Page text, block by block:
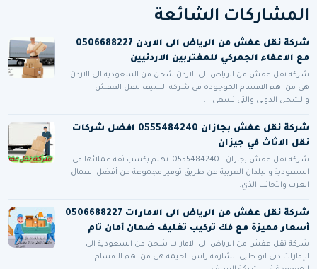
المشاركات الشائعة
شركة نقل عفش من الرياض الى الاردن 0506688227
مع الاعفاء الجمركي للمغتربين الاردنيين
شركة نقل عفش من الرياض الى الاردن شحن من السعودية الى الاردن
هى من اهم الاقسام الموجودة فى شركة السيف لنقل العفش
والشحن الدولى والتى نسعى ...
شركة نقل عفش بجازان 0555484240 افضل شركات
نقل الاثاث في جيزان
شركة نقل عفش بجازان 0555484240 تهتم بكسب ثقة عملائها في
السعودية والبلدان العربية عن طريق توفير مجموعة من أفضل العمال
العرب والأجانب الذي...
شركة نقل عفش من الرياض الى الامارات 0506688227
أسعار مميزة مع فك تركيب تغليف ضمان أمان تام
شركة نقل عفش من الرياض الى الامارات شحن من السعودية الى
الإمارات دبى ابو ظبى الشارقة راس الخيمة هى من اهم الاقسام